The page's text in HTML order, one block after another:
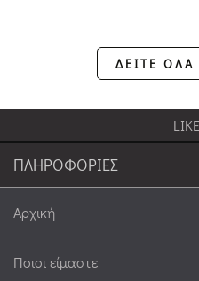
ΔΕΙΤΕ ΟΛΑ
ΠΛΗΡΟΦΟΡΙΕΣ
Αρχική
Ποιοι είμαστε